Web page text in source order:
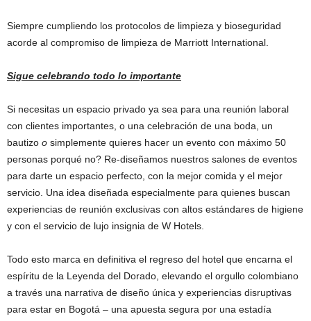
Siempre cumpliendo los protocolos de limpieza y bioseguridad
acorde al compromiso de limpieza de Marriott International.
Sigue celebrando todo lo importante
Si necesitas un espacio privado ya sea para una reunión laboral
con clientes importantes, o una celebración de una boda, un
bautizo o simplemente quieres hacer un evento con máximo 50
personas porqué no? Re-diseñamos nuestros salones de eventos
para darte un espacio perfecto, con la mejor comida y el mejor
servicio. Una idea diseñada especialmente para quienes buscan
experiencias de reunión exclusivas con altos estándares de higiene
y con el servicio de lujo insignia de W Hotels.
Todo esto marca en definitiva el regreso del hotel que encarna el
espíritu de la Leyenda del Dorado, elevando el orgullo colombiano
a través una narrativa de diseño única y experiencias disruptivas
para estar en Bogotá – una apuesta segura por una estadía